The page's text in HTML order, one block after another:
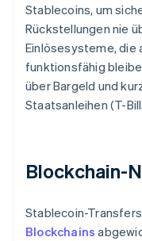
Stablecoins, um
Rückstellungen nie
Einlösesysteme, die
funktionsfähig
über Bargeld und
Staatsanleihen (T-
Blockchain-
Stablecoin-
Blockchains